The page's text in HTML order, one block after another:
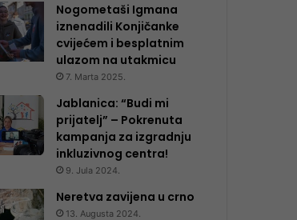
Nogometaši Igmana
iznenadili Konjičanke
cvijećem i besplatnim
ulazom na utakmicu
7. Marta 2025.
Jablanica: “Budi mi
prijatelj” – Pokrenuta
kampanja za izgradnju
inkluzivnog centra!
9. Jula 2024.
Neretva zavijena u crno
13. Augusta 2024.